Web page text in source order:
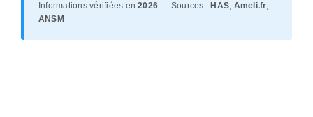
Informations vérifiées en2026 — Sources : HAS, Ameli.fr,
ANSM